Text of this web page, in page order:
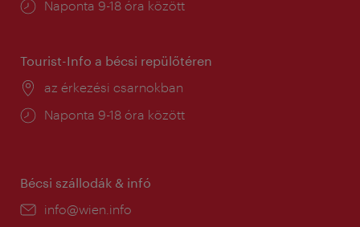
Nyitva
Naponta 9-18 óra között
Tourist-Info a bécsi repülőtéren
Helyszín:
az érkezési csarnokban
Nyitva
Naponta 9-18 óra között
Bécsi szállodák & infó
E-
info@wien.info